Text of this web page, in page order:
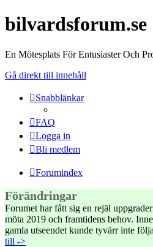
bilvardsforum.se
En Mötesplats För Entusiaster Och
Gå direkt till innehåll
Snabblänkar
FAQ
Logga in
Bli medlem
Forumindex
Förändringar
Forumet har fått sig en rejäl
möta 2019 och framtidens behov.
gamla utseendet kunde tyvärr inte
till ->